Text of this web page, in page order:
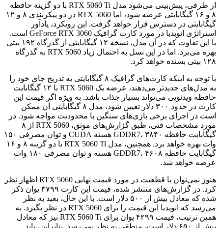
از طرفی، پیش‌بینی می‌شود مدل RTX 5060 Ti با دو گزینه حافظه
۸ و ۱۶ گیگابایتی عرضه شود، اما RTX 5060 در دو پیکربندی ۸ و ۱۲
گیگابایتی در دسترس قرار خواهد گرفت. این رویکرد، یادآور
استراتژی انویدیا در مورد کارت گرافیک GeForce RTX 3060 است.
با این تفاوت که در آن مدل، نسخه ۱۲ گیگابایتی از گذرگاه ۱۹۲ بیتی
بهره می‌برد. اما در این نسل به احتمال زیاد RTX 5060 به گذرگاه
۱۲۸ بیتی بسنده خواهد کرد.
با توجه به اینکه کارت‌های گرافیک ۸ گیگابایتی به تدریج جای خود را
به مدل‌های جدیدتر می‌دهند، عرضه یک RTX 5060 با ۱۲ گیگابایت
حافظه ویدئویی می‌تواند بسیار جذاب باشد. به ویژه اگر قیمت این
کارت در حدود ۳۰۰ دلار تعیین شود، مدل ۸ گیگابایتی آن ممکن
است در اجرای برخی بازی‌های سنگین با محدودیت مواجه شود. در
مورد مشخصات فنی، طبق گزارش‌های موثق، RTX 5060 از ۸
گیگابایت حافظه GDDR7، ۳۸۴۰ هسته CUDA و توان مصرفی ۱۵۰
وات بهره خواهد برد. همچنین، مدل RTX 5060 Ti با دو گزینه ۸ و ۱۶
گیگابایت حافظه GDDR7، ۴۶۰۸ هسته و توان مصرفی ۱۸۰ وات
عرضه خواهد شد.
هنوز نمی‌توان با قطعیت در مورد قیمت نهایی RTX 5060 اظهار نظر
کرد. در گزارش‌های منتشر شده، قیمت این کارت ۳۷۹۹ یوان ذکر
شده که معادل بیش از ۵۰۰ دلار است. با این حال، بعید به نظر
می‌رسد که انویدیا این قیمت را برای RTX 5060 در نظر بگیرد. به
همین ترتیب، قیمت ۴۲۹۹ یوان برای RTX 5060 Ti نیز که معادل
بیش از ۶۵۰ دلار است، منطقی به نظر نمی‌رسد. بنابراین، باید